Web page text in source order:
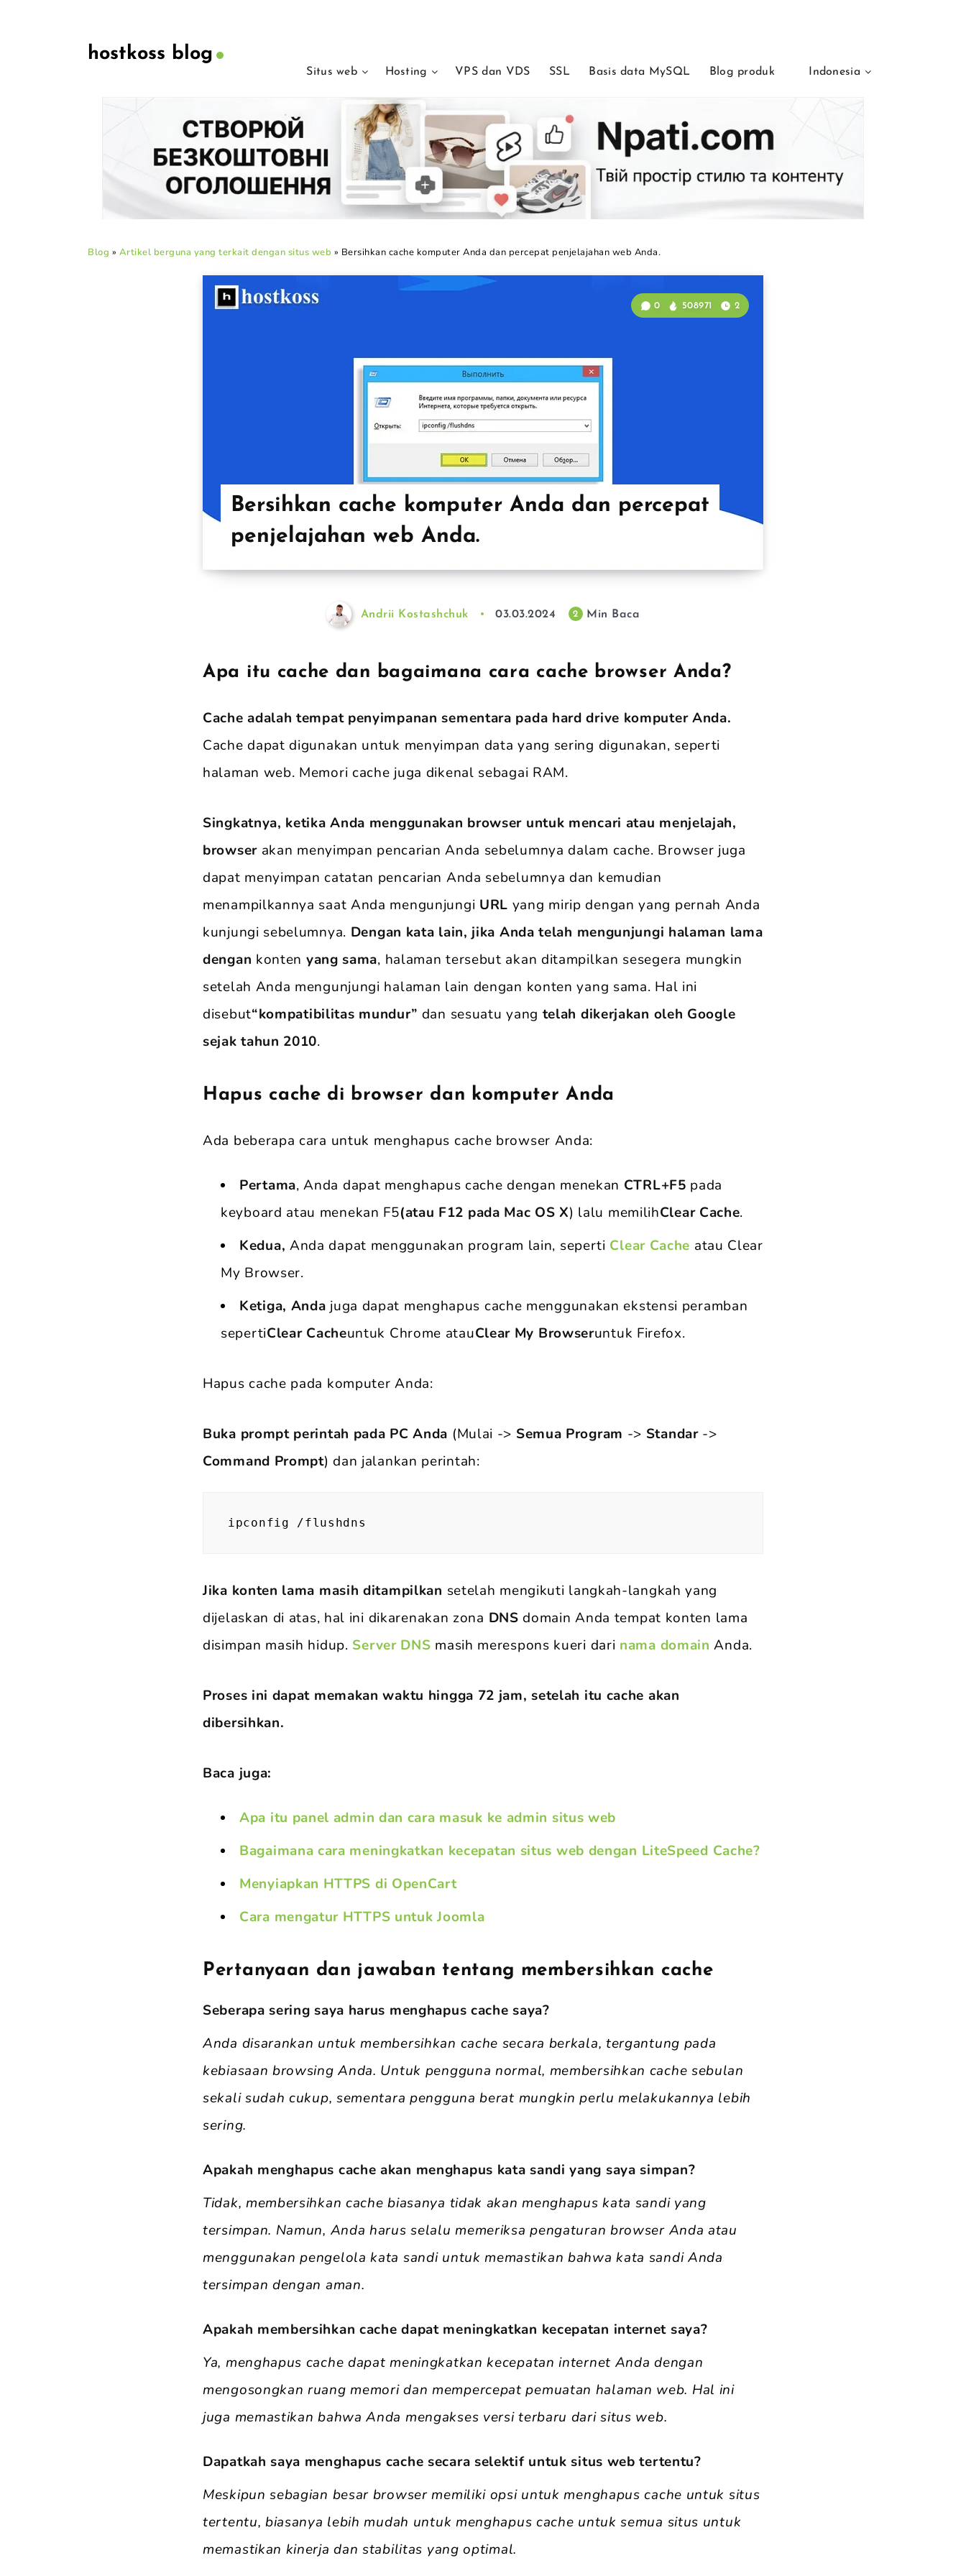
hostkoss blog
Situs web Hosting VPS dan VDS SSL Basis data MySQL Blog produk Indonesia
Blog » Artikel berguna yang terkait dengan situs web » Bersihkan cache komputer Anda dan percepat penjelajahan web Anda.
Bersihkan cache komputer Anda dan percepat
penjelajahan web Anda.
0 508971 2
Andrii Kostashchuk 03.03.2024 2 Min Baca
Apa itu cache dan bagaimana cara cache browser Anda?
Cache adalah tempat penyimpanan sementara pada hard drive komputer Anda.
Cache dapat digunakan untuk menyimpan data yang sering digunakan, seperti
halaman web. Memori cache juga dikenal sebagai RAM.
Singkatnya, ketika Anda menggunakan browser untuk mencari atau menjelajah,
browserakan menyimpan pencarian Anda sebelumnya dalam cache. Browser juga
dapat menyimpan catatan pencarian Anda sebelumnya dan kemudian
menampilkannya saat Anda mengunjungi URL yang mirip dengan yang pernah Anda
kunjungi sebelumnya. Dengan kata lain, jika Anda telah mengunjungi halaman lama
dengan konten yang sama, halaman tersebut akan ditampilkan sesegera mungkin
setelah Anda mengunjungi halaman lain dengan konten yang sama. Hal ini
disebut“kompatibilitas mundur” dan sesuatu yang telah dikerjakan oleh Google
sejak tahun 2010.
Hapus cache di browser dan komputer Anda
Ada beberapa cara untuk menghapus cache browser Anda:
Pertama, Anda dapat menghapus cache dengan menekan CTRL+F5 pada
keyboard atau menekan F5(atau F12 pada Mac OS X) lalu memilihClear Cache.
Kedua, Anda dapat menggunakan program lain, seperti Clear Cache atau Clear
My Browser.
Ketiga, Anda juga dapat menghapus cache menggunakan ekstensi peramban
sepertiClear Cacheuntuk Chrome atauClear My Browseruntuk Firefox.
Hapus cache pada komputer Anda:
Buka prompt perintah pada PC Anda (Mulai -> Semua Program -> Standar ->
Command Prompt) dan jalankan perintah:
ipconfig /flushdns
Jika konten lama masih ditampilkan setelah mengikuti langkah-langkah yang
dijelaskan di atas, hal ini dikarenakan zona DNSdomain Anda tempat konten lama
disimpan masih hidup. Server DNS masih merespons kueri dari nama domain Anda.
Proses ini dapat memakan waktu hingga 72 jam, setelah itu cache akan
dibersihkan.
Baca juga:
Apa itu panel admin dan cara masuk ke admin situs web
Bagaimana cara meningkatkan kecepatan situs web dengan LiteSpeed Cache?
Menyiapkan HTTPS di OpenCart
Cara mengatur HTTPS untuk Joomla
Pertanyaan dan jawaban tentang membersihkan cache
Seberapa sering saya harus menghapus cache saya?
Anda disarankan untuk membersihkan cache secara berkala, tergantung pada
kebiasaan browsing Anda. Untuk pengguna normal, membersihkan cache sebulan
sekali sudah cukup, sementara pengguna berat mungkin perlu melakukannya lebih
sering.
Apakah menghapus cache akan menghapus kata sandi yang saya simpan?
Tidak, membersihkan cache biasanya tidak akan menghapus kata sandi yang
tersimpan. Namun, Anda harus selalu memeriksa pengaturan browser Anda atau
menggunakan pengelola kata sandi untuk memastikan bahwa kata sandi Anda
tersimpan dengan aman.
Apakah membersihkan cache dapat meningkatkan kecepatan internet saya?
Ya, menghapus cache dapat meningkatkan kecepatan internet Anda dengan
mengosongkan ruang memori dan mempercepat pemuatan halaman web. Hal ini
juga memastikan bahwa Anda mengakses versi terbaru dari situs web.
Dapatkah saya menghapus cache secara selektif untuk situs web tertentu?
Meskipun sebagian besar browser memiliki opsi untuk menghapus cache untuk situs
tertentu, biasanya lebih mudah untuk menghapus cache untuk semua situs untuk
memastikan kinerja dan stabilitas yang optimal.